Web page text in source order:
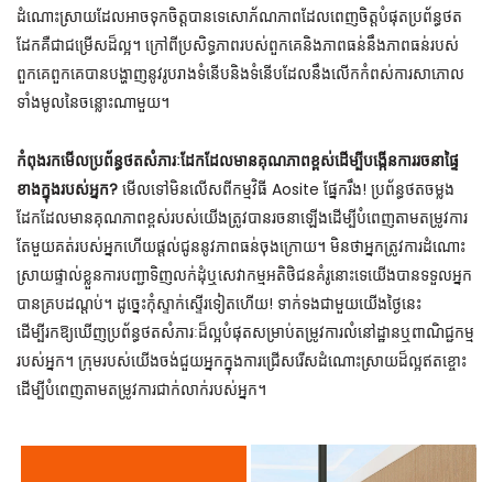
ដំណោះស្រាយដែលអាចទុកចិត្តបានទេសោភ័ណភាពដែលពេញចិត្តបំផុតប្រព័ន្ធថត
ដែកគឺជាជម្រើសដ៏ល្អ។ ក្រៅពីប្រសិទ្ធភាពរបស់ពួកគេនិងភាពធន់នឹងភាពធន់របស់
ពួកគេពួកគេបានបង្ហាញនូវរូបរាងទំនើបនិងទំនើបដែលនឹងលើកកំពស់ការសាភោល
ទាំងមូលនៃចន្លោះណាមួយ។
កំពុងរកមើលប្រព័ន្ធថតសំភារៈដែកដែលមានគុណភាពខ្ពស់ដើម្បីបង្កើនការរចនាផ្ទៃ
ខាងក្នុងរបស់អ្នក? មើលទៅមិនលើសពីកម្មវិធី Aosite ផ្នែករឹង! ប្រព័ន្ធថតចម្លង
ដែកដែលមានគុណភាពខ្ពស់របស់យើងត្រូវបានរចនាឡើងដើម្បីបំពេញតាមតម្រូវការ
តែមួយគត់របស់អ្នកហើយផ្តល់ជូននូវភាពធន់ចុងក្រោយ។ មិនថាអ្នកត្រូវការដំណោះ
ស្រាយផ្ទាល់ខ្លួនការបញ្ជាទិញលក់ដុំឬសេវាកម្មអតិថិជនគំរូនោះទេយើងបានទទួលអ្នក
បានគ្របដណ្តប់។ ដូច្នេះកុំស្ទាក់ស្ទើរទៀតហើយ! ទាក់ទងជាមួយយើងថ្ងៃនេះ
ដើម្បីរកឱ្យឃើញប្រព័ន្ធថតសំភារៈដ៏ល្អបំផុតសម្រាប់តម្រូវការលំនៅដ្ឋានឬពាណិជ្ជកម្ម
របស់អ្នក។ ក្រុមរបស់យើងចង់ជួយអ្នកក្នុងការជ្រើសរើសដំណោះស្រាយដ៏ល្អឥតខ្ចោះ
ដើម្បីបំពេញតាមតម្រូវការជាក់លាក់របស់អ្នក។